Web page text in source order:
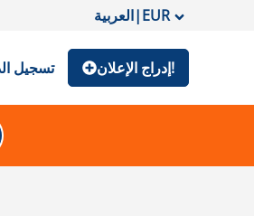
العربية|EUR
تسجيل إدراج الإعلان!